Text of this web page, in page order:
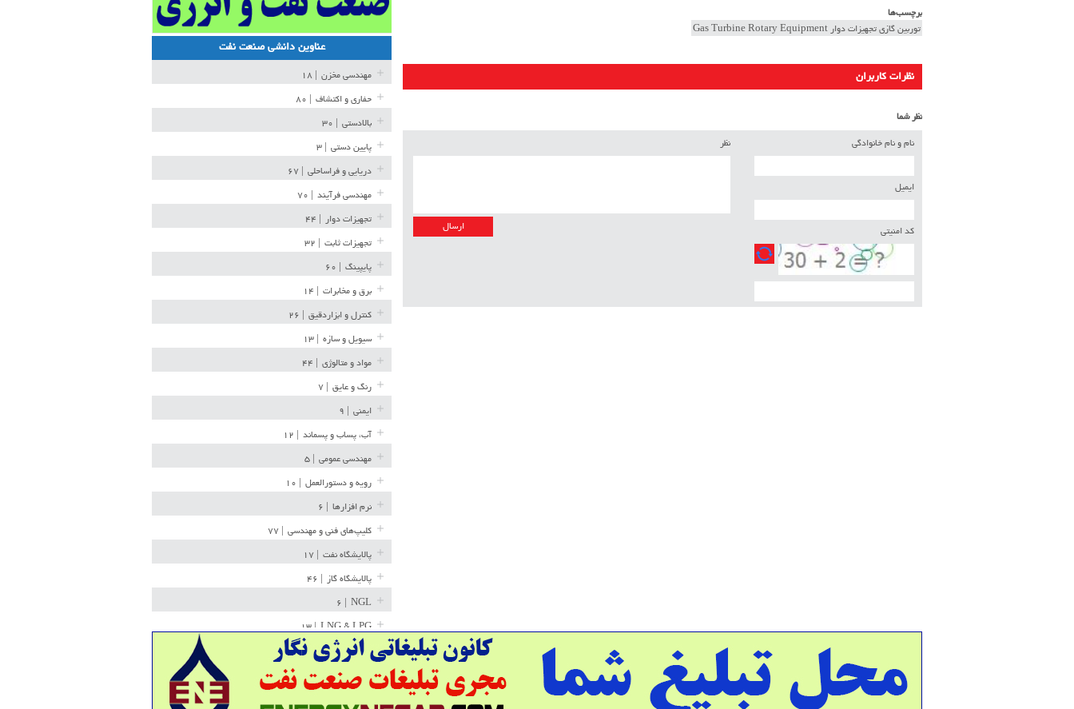
برچسب‌ها
توربین گازی تجهیزات دوار Gas Turbine Rotary Equipment
نظرات کاربران
نظر شما
نام و نام خانوادگی
ایمیل
کد امنیتی
نظر
عناوین دانشی صنعت نفت
مهندسی مخزن
حفاری و اکتشاف
بالادستی
پایین دستی
دریایی و فراساحلی
مهندسی فرآیند
تجهیزات دوار
تجهیزات ثابت
پایپینگ
برق و مخابرات
کنترل و ابزاردقیق
سیویل و سازه
مواد و متالوژی
رنگ و عایق
ایمنی
آب، پساب و پسماند
مهندسی عمومی
رویه و دستورالعمل
نرم افزارها
کلیپ‌های فنی و مهندسی
پالایشگاه نفت
پالایشگاه گاز
NGL
LNG & LPG | ۱۳
خط لوله | ۳۶
مخازن ذخیره